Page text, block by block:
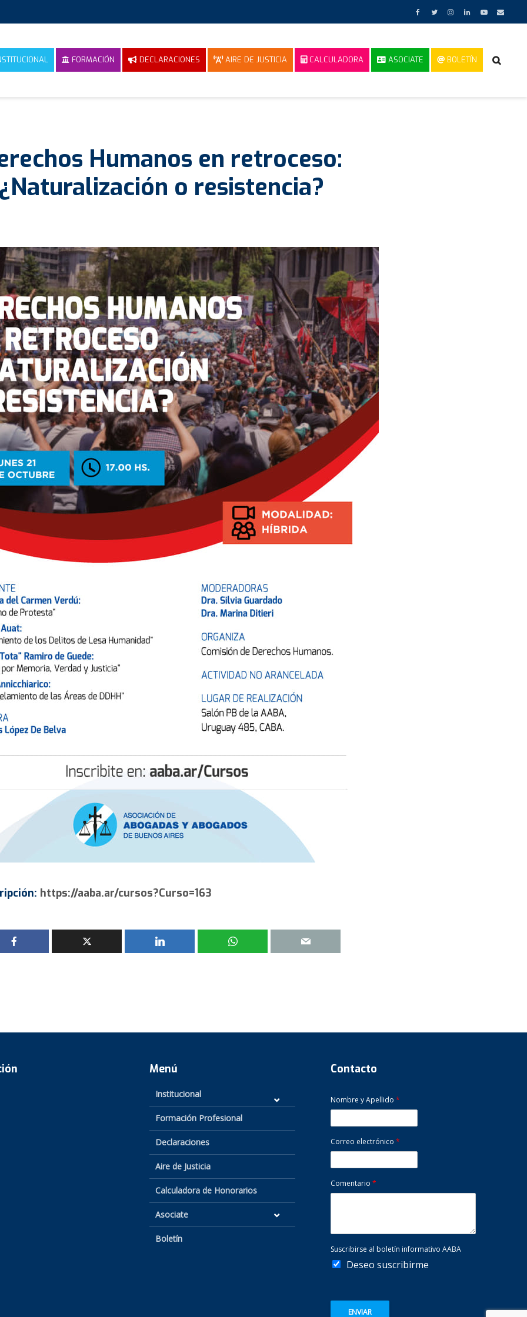
FORMACIÓN DECLARACIONES AIRE DE JUSTICIA CALCULADORA ASOCIATE BOLETÍN
Humanos en retroceso:
o resistencia?
https://aaba.ar/cursos?Curso=163
Menú
Institucional
Formación Profesional
Declaraciones
Aire de Justicia
Calculadora de Honorarios
Asociate
Boletín
Contacto
Nombre y Apellido *
Correo electrónico *
Comentario *
Suscribirse al boletín informativo AABA
Deseo suscribirme
ENVIAR